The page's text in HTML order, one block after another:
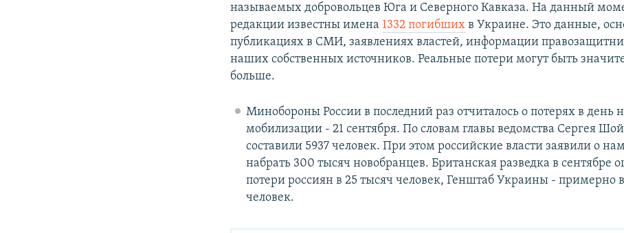
называемых добровольцев Юга и Северного Кавказа. На данный
редакции известны имена 1332 погибших в Украине. Это данные,
публикациях в СМИ, заявлениях властей, информации
наших собственных источников. Реальные потери могут быть
больше.
Минобороны России в последний раз отчиталось о потерях в день
мобилизации - 21 сентября. По словам главы ведомства Сергея
составили 5937 человек. При этом российские власти заявили о
набрать 300 тысяч новобранцев. Британская разведка в сентябре
потери россиян в 25 тысяч человек, Генштаб Украины - примерно
человек.